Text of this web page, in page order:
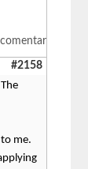
#2158
me.